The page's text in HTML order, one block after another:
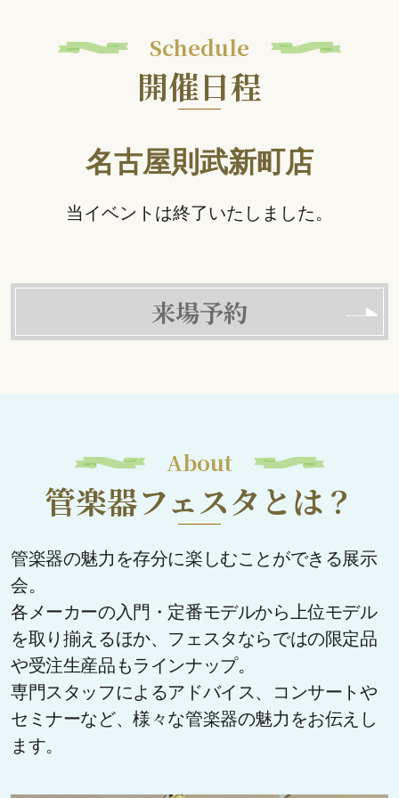
Schedule
開催日程
名古屋則武新町店
当イベントは終了いたしました。
来場予約
About
管楽器フェスタとは？
管楽器の魅力を存分に楽しむことができる展示
会。
各メーカーの入門・定番モデルから上位モデル
を取り揃えるほか、フェスタならではの限定品
や受注生産品もラインナップ。
専門スタッフによるアドバイス、コンサートや
セミナーなど、様々な管楽器の魅力をお伝えし
ます。